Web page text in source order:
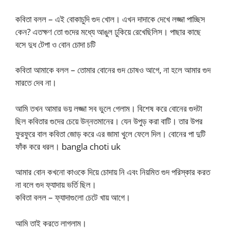
কবিতা বলল – এই বোকাচুদি গুদ খোল। এখন দাদাকে দেখে লজ্জা পাচ্ছিস
কেন? এতক্ষণ তো গুদের মধ্যে আঙুল ঢুকিয়ে রেখেছিলিস। পাছার কাছে
বসে দুধ টেপা ও বোন চোদা চটি
কবিতা আমাকে বলল – তোমার বোনের গুদ চোষও আগে, না হলে আমার গুদ
মারতে দেব না।
আমি তখন আমার ভয় লজ্জা সব ভুলে গেলাম। বিশেষ করে বোনের গুদটা
ছিল কবিতার গুদের চেয়ে উন্নতমানের। যেন উপুড় করা বাটি। তার উপর
ফুরফুরে বাল কবিতা জোড় করে এর জামা খুলে ফেলে দিল। বোনের পা দুটি
ফাঁক করে ধরল। bangla choti uk
আমার বোন কখনো কাওকে দিয়ে চোদায় নি এবং নিয়মিত গুদ পরিস্কার করত
না বলে গুদ ফ্যাদায় ভর্তি ছিল।
কবিতা বলল – ফ্যাদাগুলো চেটে খায় আগে।
আমি তাই করতে লাগলাম।